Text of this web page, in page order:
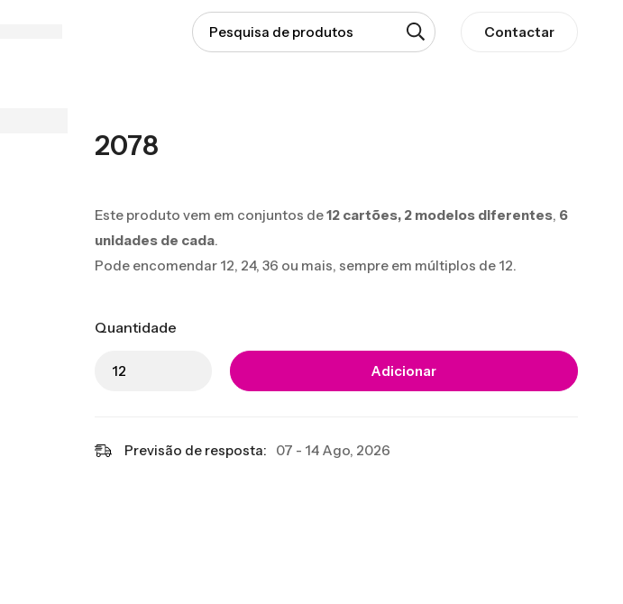
Contactar
2078
Este produto vem em conjuntos de12 cartões, 2 modelos diferentes, 6
unidades de cada.
Pode encomendar 12, 24, 36 ou mais, sempre em múltiplos de 12.
Quantidade
Adicionar
Previsão de resposta: 07 - 14 Ago, 2026